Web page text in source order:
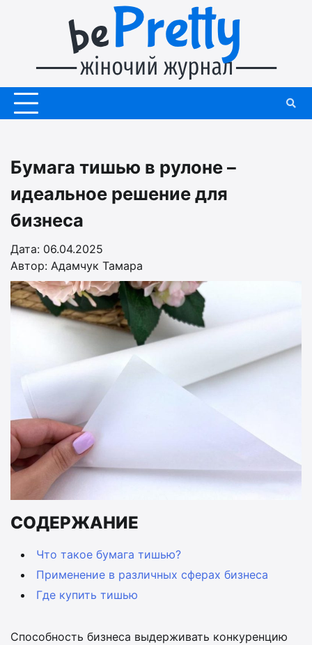
Бумага тишью в рулоне –
идеальное решение для
бизнеса
Дата: 06.04.2025
Автор: Адамчук Тамара
СОДЕРЖАНИЕ
Что такое бумага тишью?
Применение в различных сферах бизнеса
Где купить тишью
Способность бизнеса выдерживать конкуренцию